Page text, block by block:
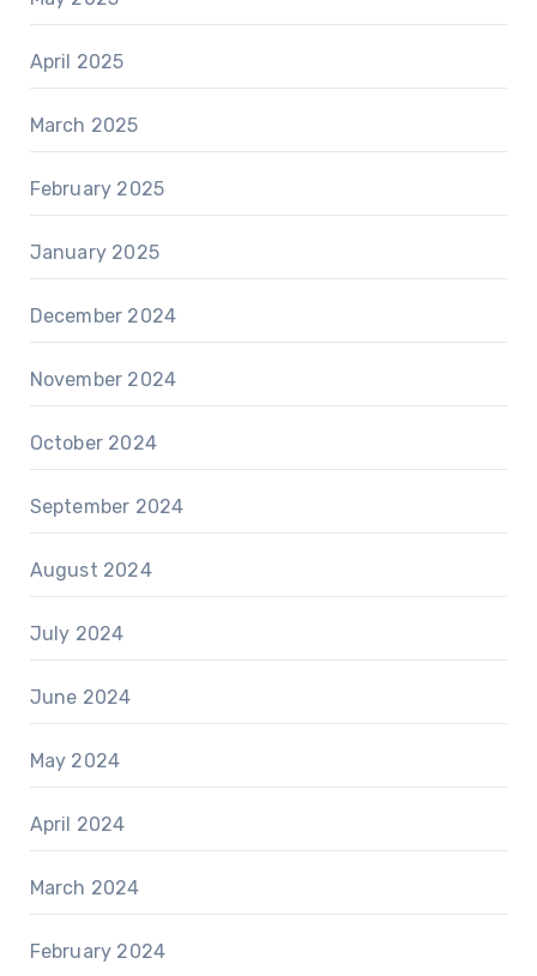
April 2025
March 2025
February 2025
January 2025
December 2024
November 2024
October 2024
September 2024
August 2024
July 2024
June 2024
May 2024
April 2024
March 2024
February 2024